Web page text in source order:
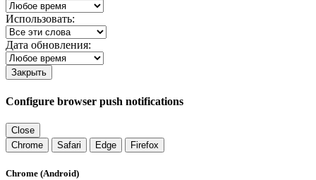
Использовать:
Дата обновления:
Закрыть
Configure browser push notifications
Close
Chrome
Safari Edge Firefox
Chrome (Android)